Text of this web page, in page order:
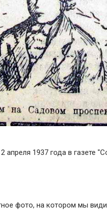
апреля 1937 года в
фото, на котором мы